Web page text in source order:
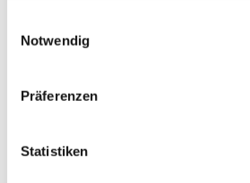
Notwendig
Präferenzen
Statistiken
NEW YORK